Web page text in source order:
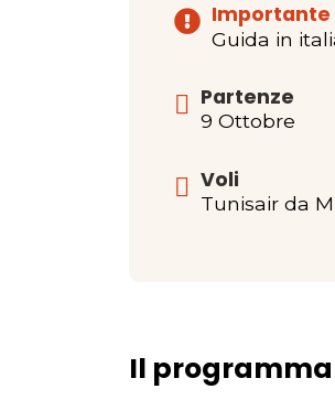
Importante
Guida in
Partenze
9 Ottobre
Voli
Tunisair da
Il